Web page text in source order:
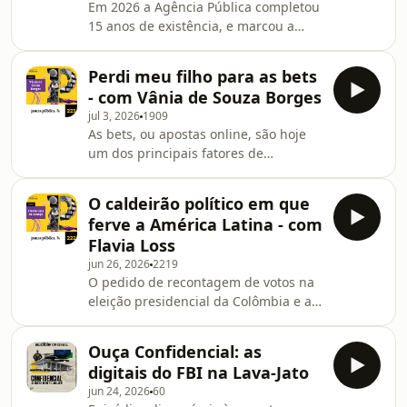
participaram desta edição da Copa
são ou foram investigados por
estupro. Ainda assim, a FIFA não
possui regras que impeçam a
convocação de at
Em 2026 a Agência Pública completou
15 anos de existência, e marcou a
informa e mobiliza”, realizado em
março, em parceria com o Sesc.
Foram três mesas com grandes
nomes para refletir sobre os desafios
do jornalismo e reforçar seu papel
essencial na defesa da
democracia. Aqui no Pauta Pública,
preparamos episódios especiais com
Perdi meu filho para as bets
- com Vânia de Souza Borges
jul 3, 2026 1909
As bets, ou apostas online, são hoje
um dos principais fatores de
dominam as redes sociais, as
transmissões esportivas e os perfis
dos influenciadores e celebridades.
Apenas em 2024, mais de 2 bilhões de
reais foram investidos na compra de
mídia para esse setor, segundo dados
do Kantar Ibope Media. E o prejuízo
não é apenas financ
O caldeirão político em que
ferve a América Latina - com
Flavia Loss
jun 26, 20262219
O pedido de recontagem de votos na
eleição presidencial da Colômbia e a
somam a um cenário de instabilidade
política na América do Sul. Governos
em crise e processos eleitorais
Ouça Confidencial: as
digitais do FBI na Lava-Jato
jun 24, 202660